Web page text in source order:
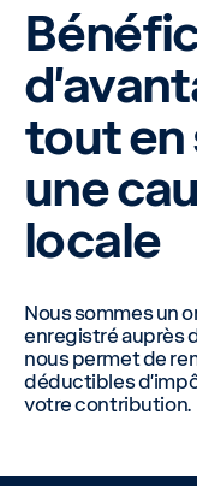
tout
une
locale
Nous sommes un
enregistré auprès
nous permet de
déductibles
votre contribution.